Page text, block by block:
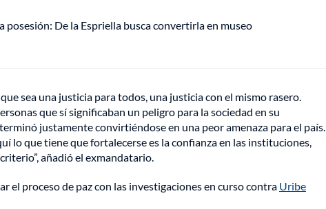
posesión: De la Espriella busca convertirla en museo
sea una justicia para todos, una justicia con el mismo rasero.
que sí significaban un peligro para la sociedad en su
justamente convirtiéndose en una peor amenaza para el país.
lo que tiene que fortalecerse es la confianza en las instituciones,
añadió el exmandatario.
el proceso de paz con las investigaciones en curso contra Uribe